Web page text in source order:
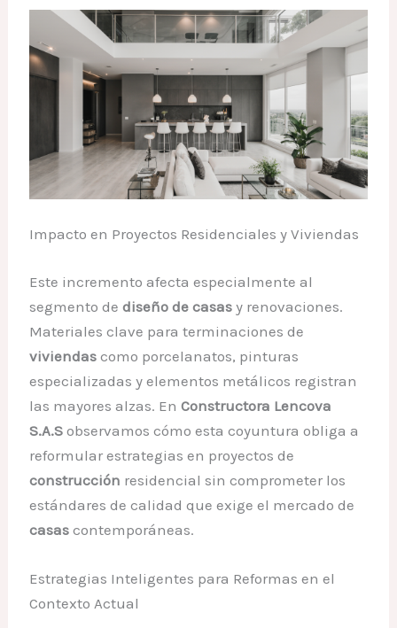
Impacto en Proyectos Residenciales y Viviendas
Este incremento afecta especialmente al
segmento dediseño de casas y renovaciones.
Materiales clave para terminaciones de
viviendas como porcelanatos, pinturas
especializadas y elementos metálicos registran
las mayores alzas. EnConstructora Lencova
S.A.S observamos cómo esta coyuntura obliga a
reformular estrategias en proyectos de
construcción residencial sin comprometer los
estándares de calidad que exige el mercado de
casas contemporáneas.
Estrategias Inteligentes para Reformas en el
Contexto Actual